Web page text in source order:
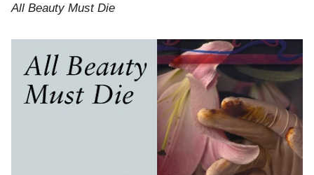
All Beauty Must Die